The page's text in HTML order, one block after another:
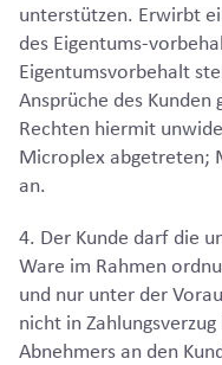
unterstützen. Erwirbt
des Eigentums-
Eigentumsvorbehalt
Ansprüche des
Rechten hiermit
Microplex abgetreten;
an.
4. Der Kunde darf die
Ware im Rahmen
und nur unter der
nicht in
Abnehmers an den